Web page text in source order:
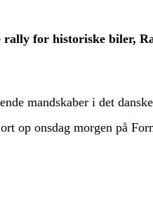
rally for historiske biler,
mandskaber i det
op onsdag morgen på